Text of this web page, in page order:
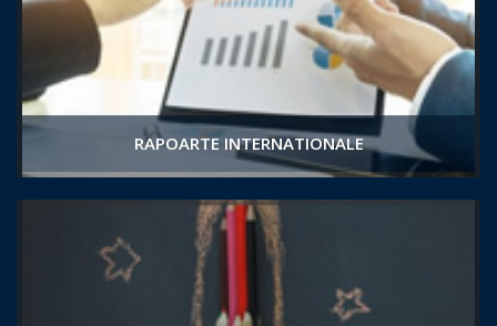
RAPOARTE INTERNATIONALE